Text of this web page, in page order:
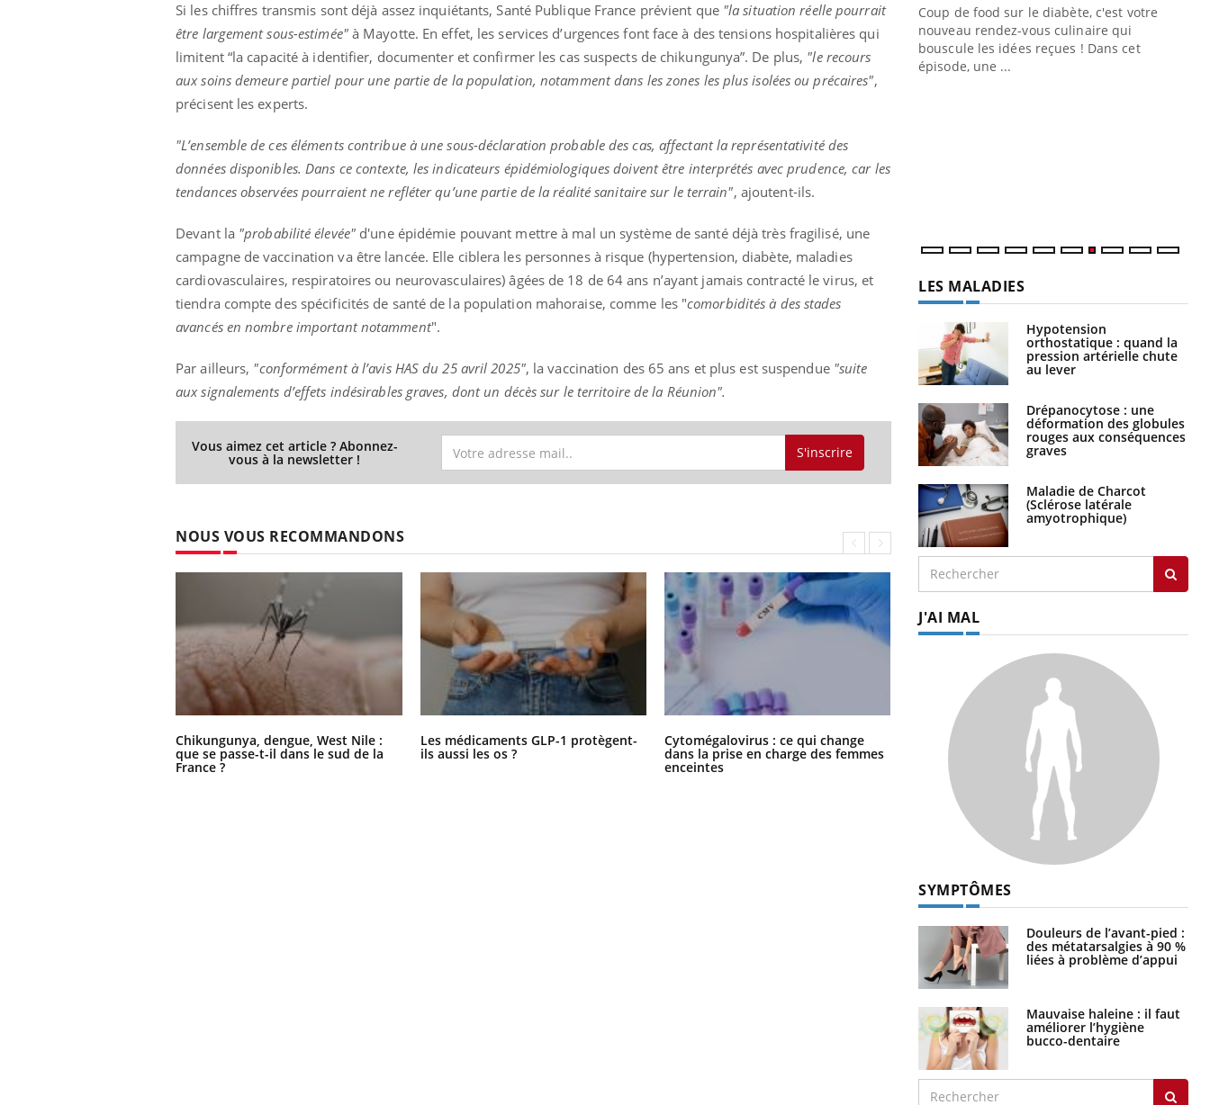
Si les chiffres transmis sont déjà assez inquiétants, Santé Publique France prévient que "la situation réelle pourrait
être largement sous-estimée"à Mayotte. En effet, les services d’urgences font face à des tensions hospitalières qui
limitent “la capacité à identifier, documenter et confirmer les cas suspects de chikungunya”. De plus, "le recours
aux soins demeure partiel pour une partie de la population, notamment dans les zones les plus isolées ou précaires",
précisent les experts.
"L’ensemble de ces éléments contribue à une sous-déclaration probable des cas, affectant la représentativité des
données disponibles. Dans ce contexte, les indicateurs épidémiologiques doivent être interprétés avec prudence, car les
tendances observées pourraient ne refléter qu’une partie de la réalité sanitaire sur le terrain", ajoutent-ils.
Devant la "probabilité élevée" d'une épidémie pouvant mettre à mal un système de santé déjà très fragilisé, une
campagne de vaccination va être lancée. Elle ciblera les personnes à risque (hypertension, diabète, maladies
cardiovasculaires, respiratoires ou neurovasculaires) âgées de 18 de 64 ans n’ayant jamais contracté le virus, et
tiendra compte des spécificités de santé de la population mahoraise, comme les "comorbidités à des stades
avancés en nombre important notamment".
Par ailleurs, "conformément à l’avis HAS du 25 avril 2025", la vaccination des 65 ans et plus est suspendue "suite
aux signalements d’effets indésirables graves, dont un décès sur le territoire de la Réunion".
Vous aimez cet article ? Abonnez-
vous à la newsletter ! S'inscrire
NOUS VOUS RECOMMANDONS
Chikungunya, dengue, West Nile :
que se passe-t-il dans le sud de la
France ?
Les médicaments GLP-1 protègent-
ils aussi les os ?
Cytomégalovirus : ce qui change
dans la prise en charge des femmes
enceintes
La sieste empêche-t-elle de dormir
la nuit ?
L'été arrive… et avec lui, un tout nouveau
rythme de vie ! Vacances, plage, piscine,
soleil, activités en plein air… Nos mains
Le Ramadan approche, et, pour de
nombreuses personnes atteintes de
diabète, c'est une période de questions, de
défis, mais ...
préventiveYoutube
Un établissement lié à un groupe
mutualiste innove en matière de bilan de
santé : l'utilisation d'un « jumeau
Coup de food sur le diabète, c'est votre
nouveau rendez-vous culinaire qui
bouscule les idées reçues ! Dans cet
épisode, une ...
LES MALADIES
Hypotension
orthostatique : quand la
pression artérielle chute
au lever
Drépanocytose : une
déformation des globules
rouges aux conséquences
graves
Maladie de Charcot
(Sclérose latérale
amyotrophique)
J'AI MAL
SYMPTÔMES
Douleurs de l’avant-pied :
des métatarsalgies à 90 %
liées à problème d’appui
Mauvaise haleine : il faut
améliorer l’hygiène
bucco-dentaire